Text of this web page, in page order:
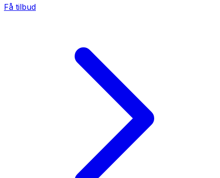
Få tilbud